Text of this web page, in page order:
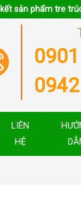
sản phẩm tre
LIÊN
HỆ